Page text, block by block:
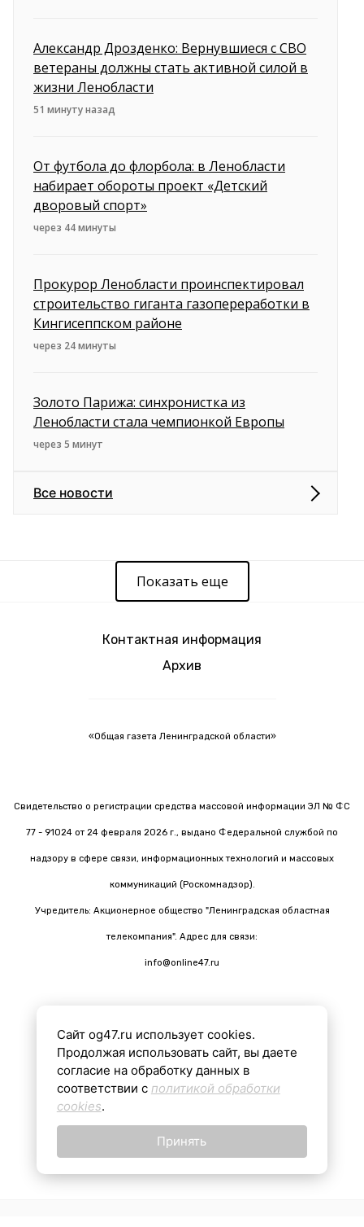
Александр Дрозденко: Вернувшиеся с СВО
ветераны должны стать активной силой в
жизни Ленобласти
51 минуту назад
От футбола до флорбола: в Ленобласти
набирает обороты проект «Детский
дворовый спорт»
через 44 минуты
Прокурор Ленобласти проинспектировал
строительство гиганта газопереработки в
Кингисеппском районе
через 24 минуты
Золото Парижа: синхронистка из
Ленобласти стала чемпионкой Европы
через 5 минут
Все новости
Показать еще
Контактная информация
Архив
«Общая газета Ленинградской области»
Свидетельство о регистрации средства массовой информации ЭЛ № ФС
77 - 91024 от 24 февраля 2026 г., выдано Федеральной службой по
надзору в сфере связи, информационных технологий и массовых
коммуникаций (Роскомнадзор).
Учредитель: Акционерное общество "Ленинградская областная
телекомпания". Адрес для связи:
info@online47.ru
Все материалы на сайте подготовлены с помощью ИИ
16+
Сайт og47.ru использует cookies.
Продолжая использовать сайт, вы даете
согласие на обработку данных в
соответствии с политикой обработки
cookies.
Принять